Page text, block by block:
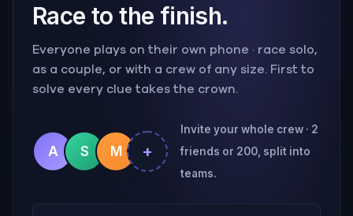
Race to the finish.
Everyone plays on their own phone · race solo,
as a couple, or with a crew of any size. First to
solve every clue takes the crown.
A S M +
Invite your whole crew · 2
friends or 200, split into
teams.